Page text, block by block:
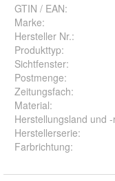
GTIN / EAN:
Marke:
Hersteller Nr.:
Produkttyp:
Sichtfenster:
Postmenge:
Zeitungsfach:
Material:
Herstellungsland und
Herstellerserie:
Farbrichtung: